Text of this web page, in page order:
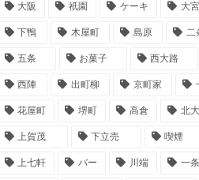
大阪 祇園 ケーキ 大宮
下鴨 木屋町 島原 二
五条 お菓子 西大路
西陣 出町柳 京町家
花屋町 堺町 高倉 北
上賀茂 下立売 喫煙
上七軒 バー 川端 一